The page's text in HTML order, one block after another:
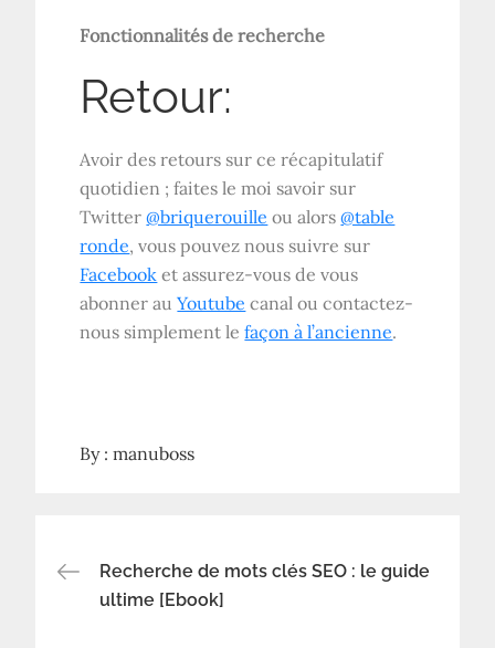
Fonctionnalités de recherche
Retour:
Avoir des retours sur ce récapitulatif
quotidien ; faites le moi savoir sur
Twitter@briquerouille ou alors@table
ronde, vous pouvez nous suivre sur
Facebook et assurez-vous de vous
abonner auYoutube canal ou contactez-
nous simplement lefaçon à l’ancienne.
By :manuboss
Navigation
Recherche de mots clés SEO : le guide
ultime [Ebook]